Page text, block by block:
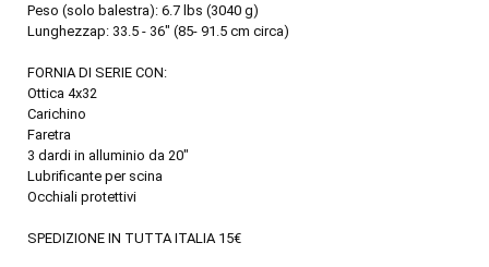
Peso (solo balestra): 6.7 lbs (3040 g)
Lunghezzap: 33.5 - 36" (85- 91.5 cm circa)
FORNIA DI SERIE CON:
Ottica 4x32
Carichino
Faretra
3 dardi in alluminio da 20"
Lubrificante per scina
Occhiali protettivi
SPEDIZIONE IN TUTTA ITALIA 15€